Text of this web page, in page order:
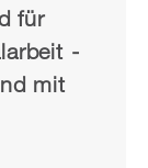
für
-
mit